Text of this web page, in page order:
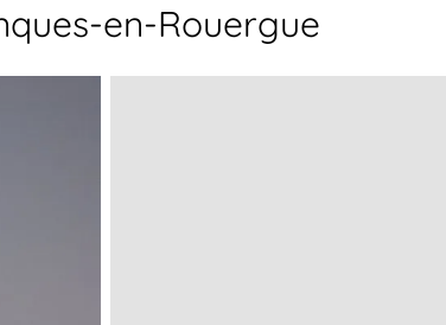
en-Rouergue